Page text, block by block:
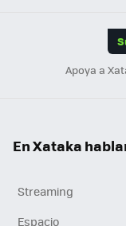
Apoya a
En Xataka
Streaming
Espacio